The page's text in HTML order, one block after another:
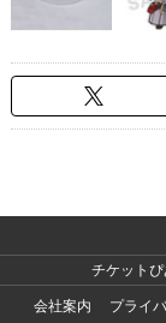
チケットぴ
会社案内
プライ